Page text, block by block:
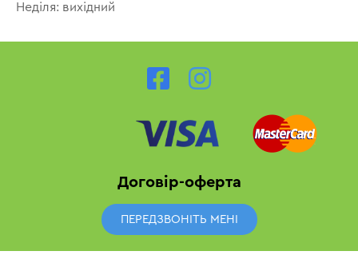
Неділя: вихідний
Договір-оферта
ПЕРЕДЗВОНІТЬ МЕНІ